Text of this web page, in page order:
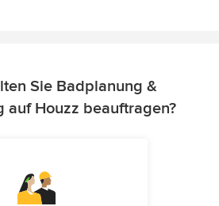
Sie Badplanung &
auf Houzz beauftragen?